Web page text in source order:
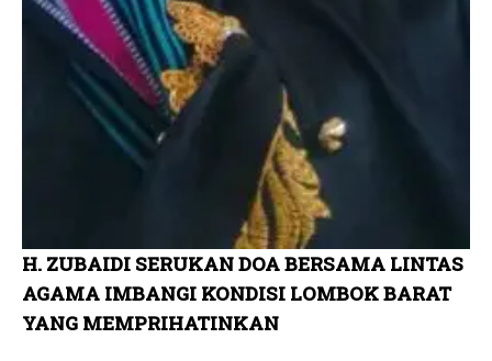
H. ZUBAIDI SERUKAN DOA BERSAMA LINTAS
AGAMA IMBANGI KONDISI LOMBOK BARAT
YANG MEMPRIHATINKAN